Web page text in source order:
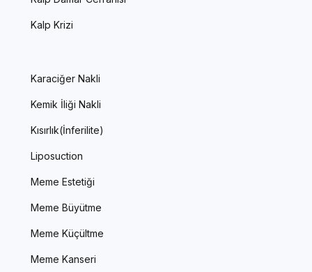
Kalp Krizi
Karaciğer Nakli
Kemik İliği Nakli
Kısırlık(İnferilite)
Liposuction
Meme Estetiği
Meme Büyütme
Meme Küçültme
Meme Kanseri